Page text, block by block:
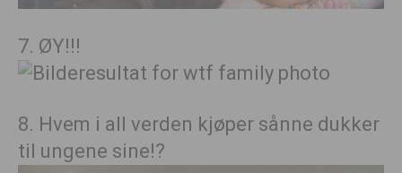
7. ØY!!!
8. Hvem i all verden kjøper sånne dukker
til ungene sine!?